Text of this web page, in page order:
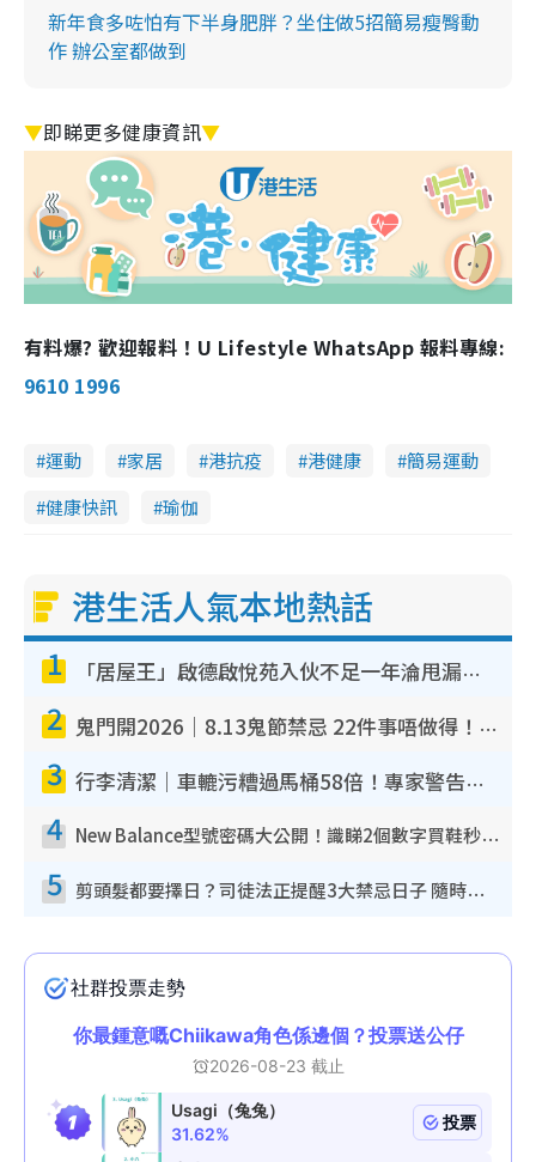
新年食多咗怕有下半身肥胖？坐住做5招簡易瘦臀動
作 辦公室都做到
▼即睇更多健康資訊▼
有料爆? 歡迎報料！U Lifestyle WhatsApp 報料專線:
9610 1996
運動 家居 港抗疫 港健康
簡易運動
健康快訊
瑜伽
港生活人氣本地熱話
1 「居屋王」啟德啟悅苑入伙不足一年淪甩漏之王！插頭噴火花致大停電 多戶業主全屋家電報銷
2 鬼門開2026｜8.13鬼節禁忌 22件事唔做得！燒肉、刺身要少食？半夜勿吹口哨/打呢個電話
3 行李清潔｜車轆污糟過馬桶58倍！專家警告忌用酒精抹 教1招免污手除菌
4 New Balance型號密碼大公開！識睇2個數字買鞋秒知功能免中伏 附5大熱門鞋款
5 剪頭髮都要擇日？司徒法正提醒3大禁忌日子 隨時剪走財運！呢日剪髮恐「剪壽命」？